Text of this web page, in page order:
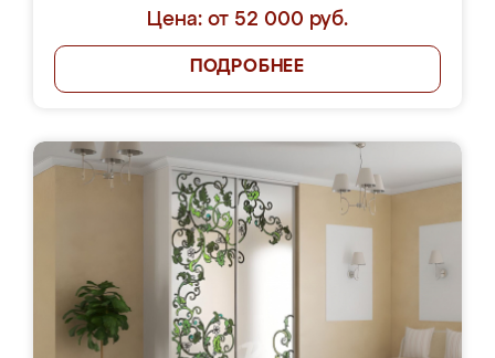
Цена: от 52 000 руб.
ПОДРОБНЕЕ